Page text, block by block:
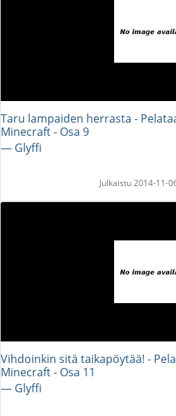
Taru lampaiden herrasta -
Minecraft - Osa 9
― Glyffi
Julkaistu 2014-11-
Vihdoinkin sitä taikapöytää! -
Minecraft - Osa 11
― Glyffi